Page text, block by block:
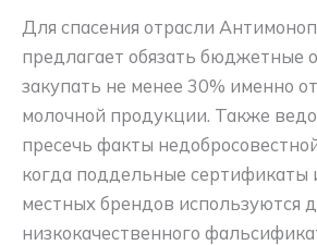
Для спасения отрасли
предлагает обязать бюджетные
закупать не менее 30% именно
молочной продукции. Также
пресечь факты
когда поддельные сертификаты
местных брендов используются
низкокачественного